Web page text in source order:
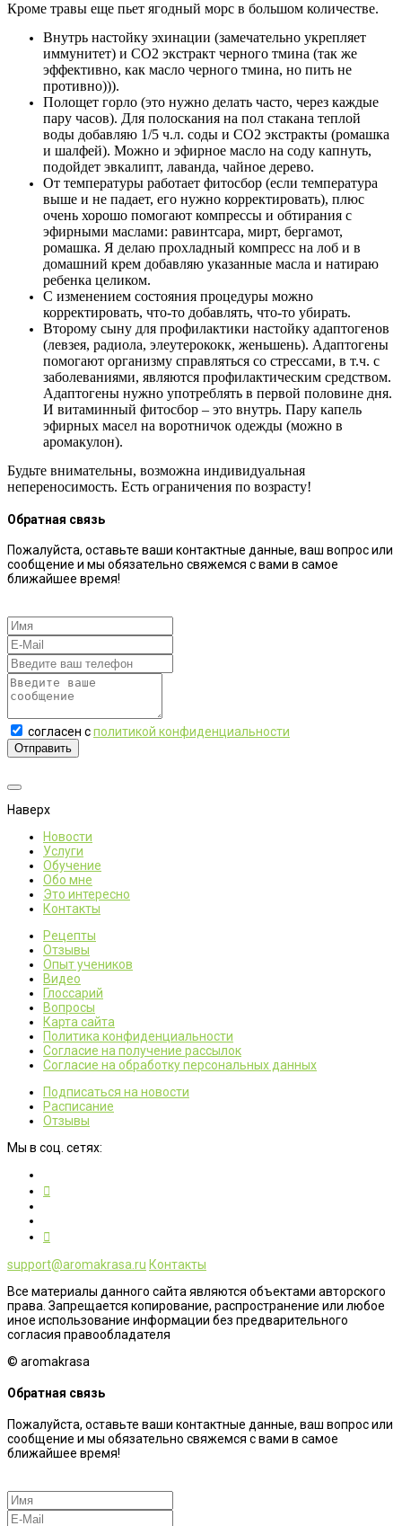
Кроме травы еще пьет ягодный морс в большом количестве.
Внутрь настойку эхинации (замечательно укрепляет
иммунитет) и СО2 экстракт черного тмина (так же
эффективно, как масло черного тмина, но пить не
противно))).
Полощет горло (это нужно делать часто, через каждые
пару часов). Для полоскания на пол стакана теплой
воды добавляю 1/5 ч.л. соды и СО2 экстракты (ромашка
и шалфей). Можно и эфирное масло на соду капнуть,
подойдет эвкалипт, лаванда, чайное дерево.
От температуры работает фитосбор (если температура
выше и не падает, его нужно корректировать), плюс
очень хорошо помогают компрессы и обтирания с
эфирными маслами: равинтсара, мирт, бергамот,
ромашка. Я делаю прохладный компресс на лоб и в
домашний крем добавляю указанные масла и натираю
ребенка целиком.
С изменением состояния процедуры можно
корректировать, что-то добавлять, что-то убирать.
Второму сыну для профилактики настойку адаптогенов
(левзея, радиола, элеутерококк, женьшень). Адаптогены
помогают организму справляться со стрессами, в т.ч. с
заболеваниями, являются профилактическим средством.
Адаптогены нужно употреблять в первой половине дня.
И витаминный фитосбор – это внутрь. Пару капель
эфирных масел на воротничок одежды (можно в
аромакулон).
Будьте внимательны, возможна индивидуальная
непереносимость. Есть ограничения по возрасту!
Обратная связь
Пожалуйста, оставьте ваши контактные данные, ваш вопрос или
сообщение и мы обязательно свяжемся с вами в самое
ближайшее время!
согласен сполитикой конфиденциальности
Отправить
Наверх
Новости
Услуги
Обучение
Обо мне
Это интересно
Контакты
Рецепты
Отзывы
Опыт учеников
Видео
Глоссарий
Вопросы
Карта сайта
Политика конфиденциальности
Согласие на получение рассылок
Согласие на обработку персональных данных
Подписаться на новости
Расписание
Отзывы
Мы в соц. сетях:
support@aromakrasa.ru Контакты
Все материалы данного сайта являются объектами авторского
права. Запрещается копирование, распространение или любое
иное использование информации без предварительного
согласия правообладателя
© aromakrasa
Обратная связь
Пожалуйста, оставьте ваши контактные данные, ваш вопрос или
сообщение и мы обязательно свяжемся с вами в самое
ближайшее время!